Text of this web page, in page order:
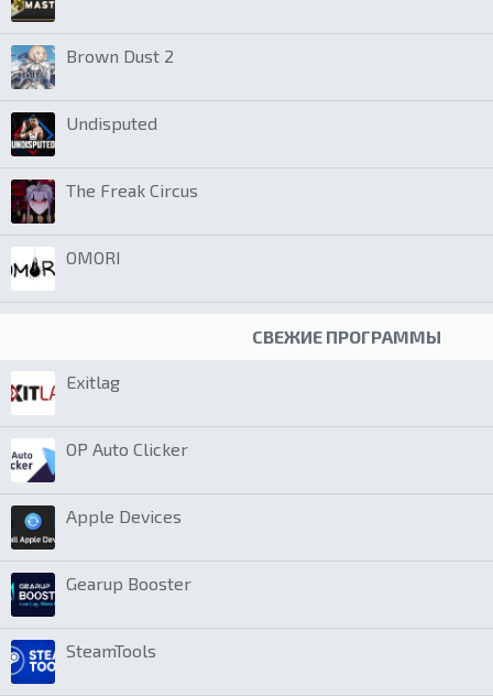
Brown Dust 2
Undisputed
The Freak Circus
OMORI
СВЕЖИЕ ПРОГРАММЫ
Exitlag
OP Auto Clicker
Apple Devices
Gearup Booster
SteamTools